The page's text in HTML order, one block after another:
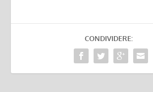
CONDIVIDERE: